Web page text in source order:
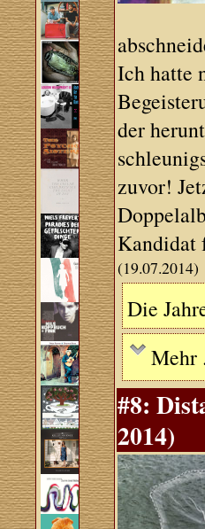
Ich hatte
der
zuvor!
Kandidat
(19.07.2014)
Die
Mehr
#8:
2014)